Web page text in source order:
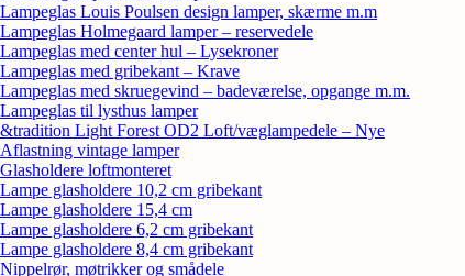
Lampeglas Louis Poulsen design lamper, skærme m.m
Lampeglas Holmegaard lamper – reservedele
Lampeglas med center hul – Lysekroner
Lampeglas med gribekant – Krave
Lampeglas med skruegevind – badeværelse, opgange m.m.
Lampeglas til lysthus lamper
&tradition Light Forest OD2 Loft/væglampedele – Nye
Aflastning vintage lamper
Glasholdere loftmonteret
Lampe glasholdere 10,2 cm gribekant
Lampe glasholdere 15,4 cm
Lampe glasholdere 6,2 cm gribekant
Lampe glasholdere 8,4 cm gribekant
Nippelrør, møtrikker og smådele